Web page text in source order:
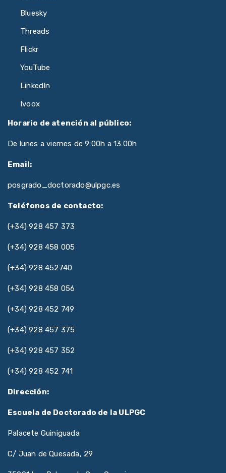
Bluesky
Threads
Flickr
YouTube
LinkedIn
Ivoox
Horario de atención al público:
De lunes a viernes de 9:00h a 13:00h
Email:
posgrado_doctorado@ulpgc.es
Teléfonos de contacto:
(+34) 928 457 373
(+34) 928 458 005
(+34) 928 452740
(+34) 928 458 056
(+34) 928 452 749
(+34) 928 457 375
(+34) 928 457 352
(+34) 928 452 741
Dirección:
Escuela de Doctorado de la ULPGC
Palacete Guiniguada
C/ Juan de Quesada, 29